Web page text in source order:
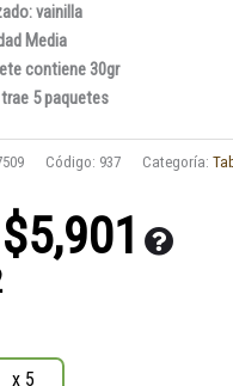
vainilla
Media
contiene 30gr
trae 5 paquetes
Código: 937 Categoría:
$5,901
x 5